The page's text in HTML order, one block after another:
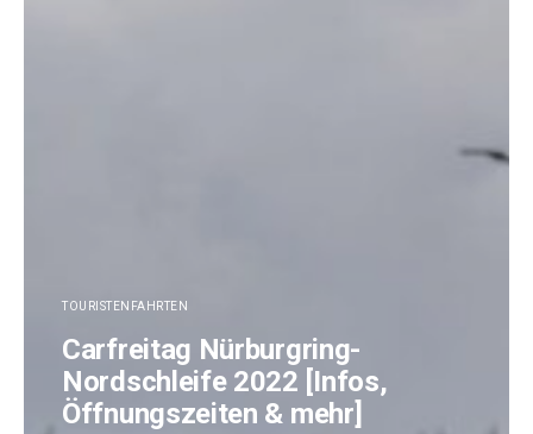
TOURISTENFAHRTEN
Carfreitag Nürburgring-
Nordschleife 2022 [Infos,
Öffnungszeiten & mehr]